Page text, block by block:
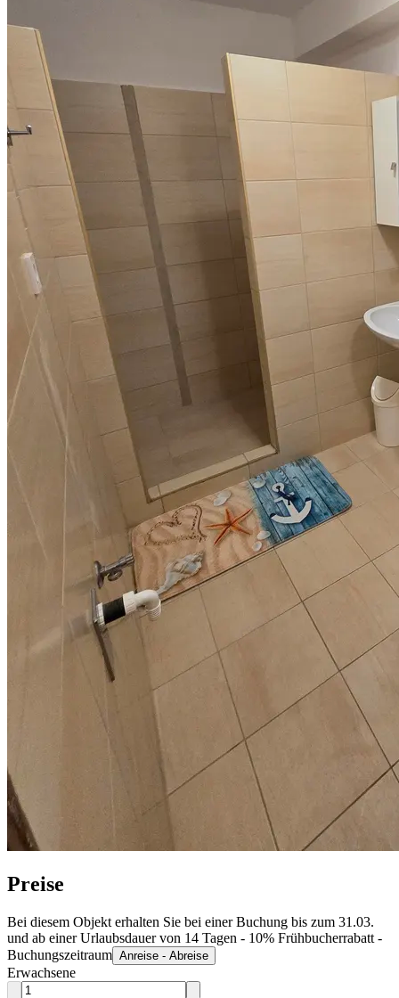
Preise
Bei diesem Objekt erhalten Sie bei einer Buchung bis zum 31.03.
und ab einer Urlaubsdauer von 14 Tagen - 10% Frühbucherrabatt -
Buchungszeitraum Anreise - Abreise
Erwachsene